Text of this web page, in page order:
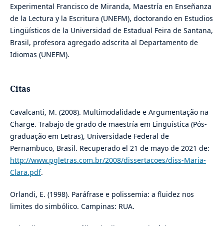
Experimental Francisco de Miranda, Maestría en Enseñanza
de la Lectura y la Escritura (UNEFM), doctorando en Estudios
Lingüísticos de la Universidad de Estadual Feira de Santana,
Brasil, profesora agregado adscrita al Departamento de
Idiomas (UNEFM).
Citas
Cavalcanti, M. (2008). Multimodalidade e Argumentação na
Charge. Trabajo de grado de maestría em Linguística (Pós-
graduação em Letras), Universidade Federal de
Pernambuco, Brasil. Recuperado el 21 de mayo de 2021 de:
http://www.pgletras.com.br/2008/dissertacoes/diss-Maria-
Clara.pdf.
Orlandi, E. (1998). Paráfrase e polissemia: a fluidez nos
limites do simbólico. Campinas: RUA.